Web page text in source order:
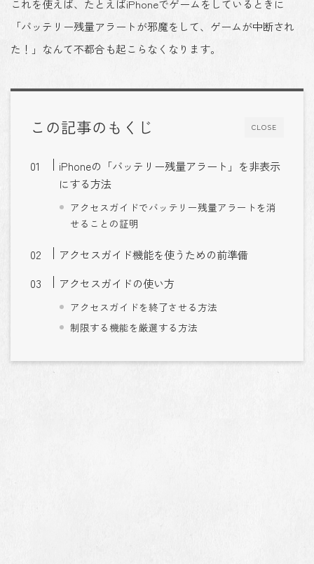
これを使えば、たとえばiPhoneでゲームをしているときに
「バッテリー残量アラートが邪魔をして、ゲームが中断され
た！」なんて不都合も起こらなくなります。
CLOSE
この記事のもくじ
iPhoneの「バッテリー残量アラート」を非表示
にする方法
アクセスガイドでバッテリー残量アラートを消
せることの証明
アクセスガイド機能を使うための前準備
アクセスガイドの使い方
アクセスガイドを終了させる方法
制限する機能を厳選する方法